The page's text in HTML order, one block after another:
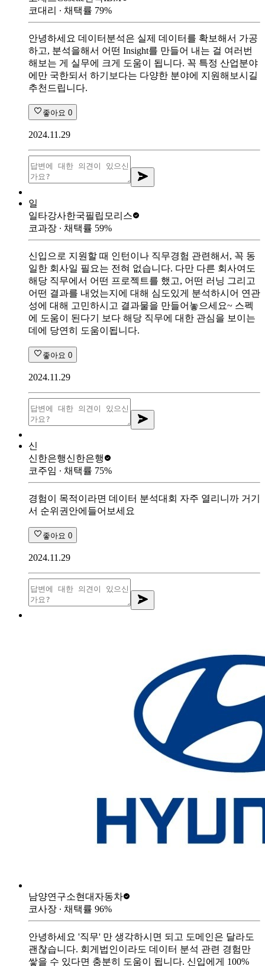
코대리 ∙ 채택률 79%
안녕하세요 데이터분석은 실제 데이터를 확보해서 가공
하고, 분석을해서 어떤 Insight를 만들어 내는 걸 여러번
해보는 게 실무에 크게 도움이 됩니다. 꼭 특정 산업분야
에만 국한되서 하기보다는 다양한 분야에 지원해보시길
추천드립니다.
좋아요 0
2024.11.29
일
일타강사한국필립모리스
코과장 ∙ 채택률 59%
신입으로 지원할 때 인턴이나 직무경험 관련해서, 꼭 동
일한 회사일 필요는 전혀 없습니다. 다만 다른 회사여도
해당 직무에서 어떤 프로젝트를 했고, 어떤 러닝 그리고
어떤 결과를 내었는지에 대해 심도있게 분석하시어 연관
성에 대해 고민하시고 결과물을 만들어놓으세요~ 스펙
에 도움이 된다기 보다 해당 직무에 대한 관심을 보이는
데에 당연히 도움이됩니다.
좋아요 0
2024.11.29
신
신한은행신한은행
코주임 ∙ 채택률 75%
경험이 목적이라면 데이터 분석대회 자주 열리니까 거기
서 순위권안에들어보세요
좋아요 0
2024.11.29
남양연구소현대자동차
코사장 ∙ 채택률 96%
안녕하세요 '직무' 만 생각하시면 되고 도메인은 달라도
괜찮습니다. 회게법인이라도 데이터 분석 관련 경험만
쌓을 수 있다면 충분히 도움이 됩니다. 신입에게 100%